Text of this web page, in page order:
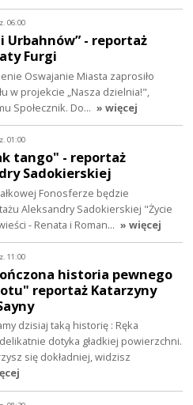
06:00
Urbahnów” - reportaż
Furgi
Oswajanie Miasta zaprosiło
w projekcie „Nasza dzielnia!",
Społecznik. Do… » więcej
01:00
tango" - reportaż
Sadokierskiej
Fonosferze będzie
Aleksandry Sadokierskiej "Życie
- Renata i Roman… » więcej
11:00
historia pewnego
reportaż Katarzyny
dzisiaj taką historię : Ręka
dotyka gładkiej powierzchni.
się dokładniej, widzisz